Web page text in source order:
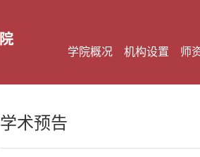
学院概况 机构设置 师
学术预告